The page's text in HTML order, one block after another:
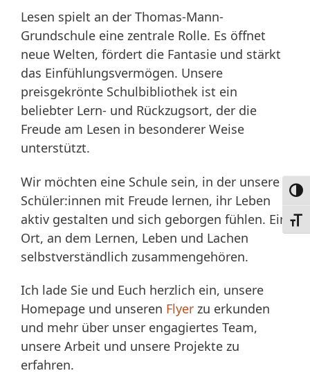
Lesen spielt an der Thomas-Mann-
Grundschule eine zentrale Rolle. Es öffnet
neue Welten, fördert die Fantasie und stärkt
das Einfühlungsvermögen. Unsere
preisgekrönte Schulbibliothek ist ein
beliebter Lern- und Rückzugsort, der die
Freude am Lesen in besonderer Weise
unterstützt.
Wir möchten eine Schule sein, in der unsere
Schüler:innen mit Freude lernen, ihr Leben
aktiv gestalten und sich geborgen fühlen. Ein
Ort, an dem Lernen, Leben und Lachen
selbstverständlich zusammengehören.
Ich lade Sie und Euch herzlich ein, unsere
Homepage und unseren Flyer zu erkunden
und mehr über unser engagiertes Team,
unsere Arbeit und unsere Projekte zu
erfahren.